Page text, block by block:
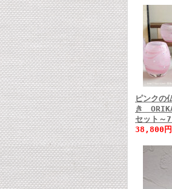
ピンクの
き
セット～
38,800